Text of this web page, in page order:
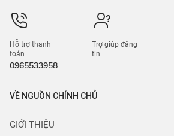
Hỗ trợ thanh
toán
0965533958
Trợ giúp đăng
tin
VỀ NGUỒN CHÍNH CHỦ
GIỚI THIỆU